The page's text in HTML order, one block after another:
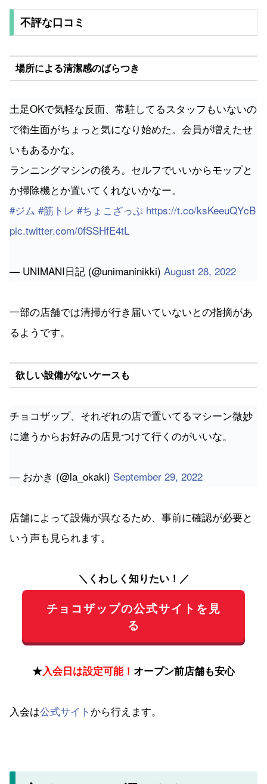
不評な口コミ
場所による清潔感のばらつき
土足OKで気軽な反面、常駐してるスタッフもいないの
で衛生面がちょっと気になり始めた。会員が増えたせ
いもあるかな。
ランニングマシンの後ろ。セルフでいいからモップと
か掃除機とか置いてくれないかなー。
#ジム #筋トレ #ちょこざっぷ https://t.co/ksKeeuQYcB
pic.twitter.com/0fSSHfE4tL
— UNIMANI日記 (@unimaninikki) August 28, 2022
一部の店舗では清掃が行き届いていないとの指摘があ
るようです。
欲しい設備がないケースも
チョコザップ、それぞれの店で置いてるマシーン微妙
に違うからお好みの店見つけて行くのがいいな。
— おかき (@la_okaki) September 29, 2022
店舗によって設備が異なるため、事前に確認が必要と
いう声も見られます。
＼くわしく知りたい！／
チョコザップの公式サイトを見
る
★入会日は設定可能！ オープン前店舗も安心
入会は公式サイト から行えます。